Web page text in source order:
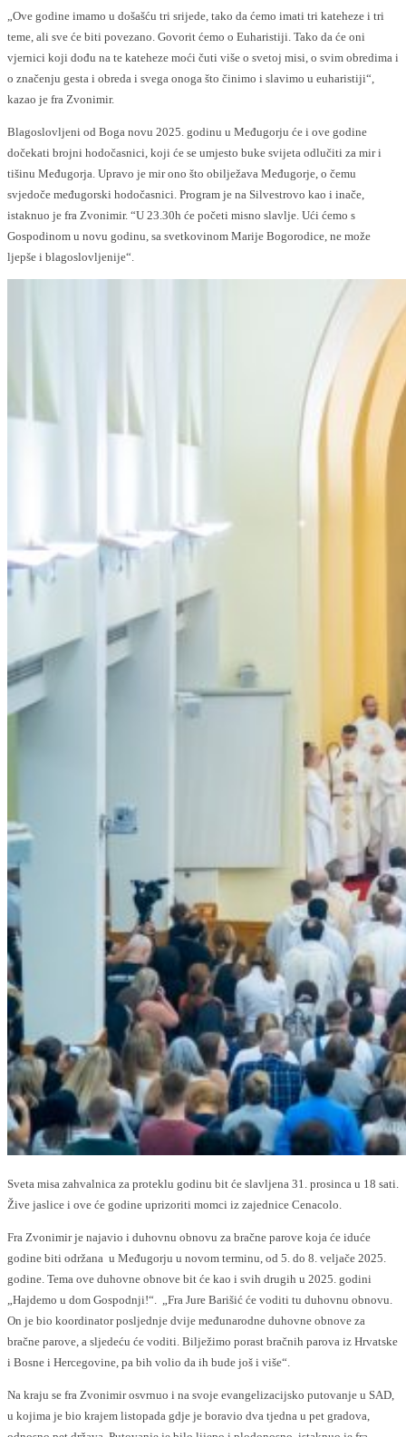
„Ove godine imamo u došašću tri srijede, tako da ćemo imati tri kateheze i tri
teme, ali sve će biti povezano. Govorit ćemo o Euharistiji. Tako da će oni
vjernici koji dođu na te kateheze moći čuti više o svetoj misi, o svim obredima i
o značenju gesta i obreda i svega onoga što činimo i slavimo u euharistiji“,
kazao je fra Zvonimir.
Blagoslovljeni od Boga novu 2025. godinu u Međugorju će i ove godine
dočekati brojni hodočasnici, koji će se umjesto buke svijeta odlučiti za mir i
tišinu Međugorja. Upravo je mir ono što obilježava Međugorje, o čemu
svjedoče međugorski hodočasnici. Program je na Silvestrovo kao i inače,
istaknuo je fra Zvonimir. “U 23.30h će početi misno slavlje. Ući ćemo s
Gospodinom u novu godinu, sa svetkovinom Marije Bogorodice, ne može
ljepše i blagoslovljenije“.
Sveta misa zahvalnica za proteklu godinu bit će slavljena 31. prosinca u 18 sati.
Žive jaslice i ove će godine uprizoriti momci iz zajednice Cenacolo.
Fra Zvonimir je najavio i duhovnu obnovu za bračne parove koja će iduće
godine biti održana u Međugorju u novom terminu, od 5. do 8. veljače 2025.
godine. Tema ove duhovne obnove bit će kao i svih drugih u 2025. godini
„Hajdemo u dom Gospodnji!“. „Fra Jure Barišić će voditi tu duhovnu obnovu.
On je bio koordinator posljednje dvije međunarodne duhovne obnove za
bračne parove, a sljedeću će voditi. Bilježimo porast bračnih parova iz Hrvatske
i Bosne i Hercegovine, pa bih volio da ih bude još i više“.
Na kraju se fra Zvonimir osvrnuo i na svoje evangelizacijsko putovanje u SAD,
u kojima je bio krajem listopada gdje je boravio dva tjedna u pet gradova,